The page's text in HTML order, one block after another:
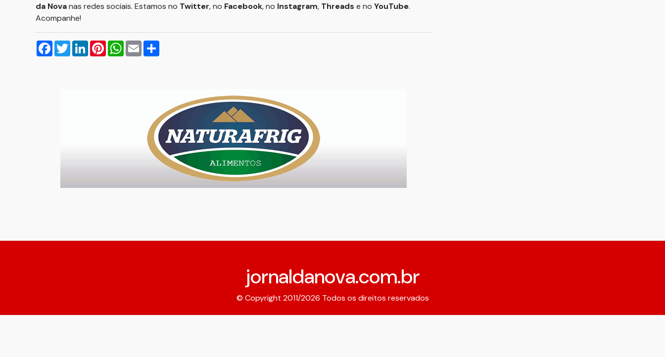
da Novanas redes sociais. Estamos no Twitter, no Facebook, no Instagram, Threads e no YouTube.
Acompanhe!
Facebook
TwitterLinkedInPinterestWhatsApp
Email
jornaldanova.com.br
© Copyright 2011/2026 Todos os direitos reservados
Expediente